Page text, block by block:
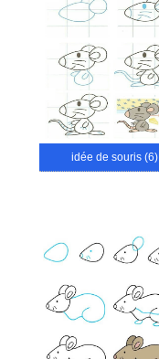
idée de souris (6)